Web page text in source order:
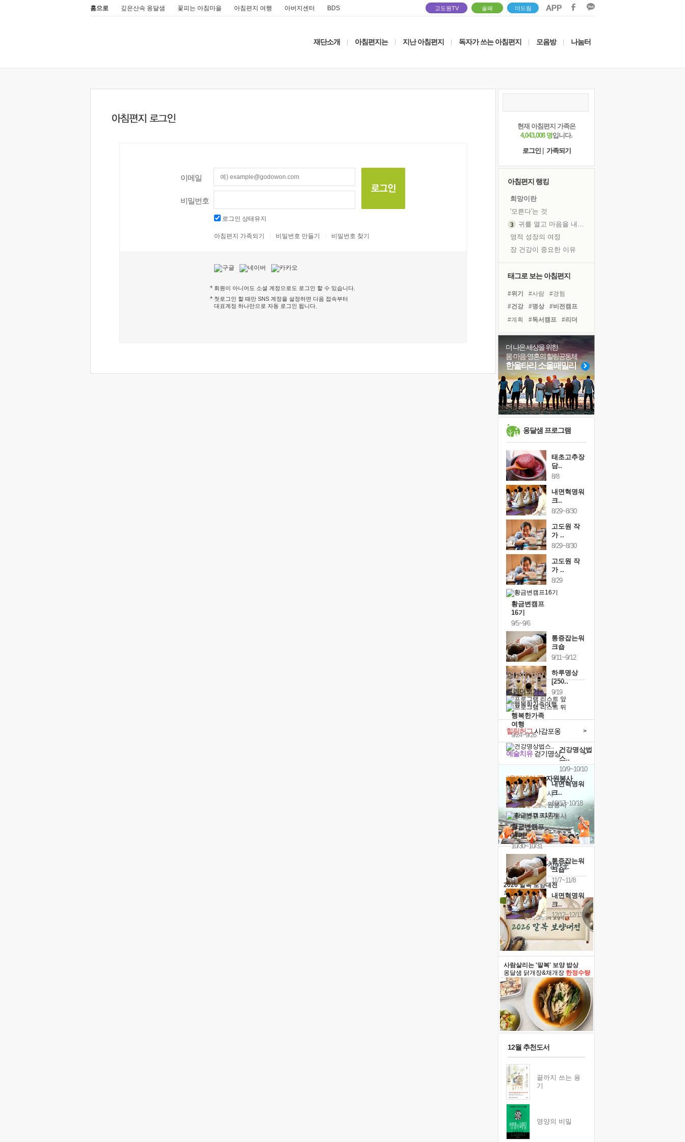
홈으로 깊은산속 옹달샘 꽃피는 아침마을 아침편지 여행 아버지센터 BDS 고도원TV 솔패 더드림
재단소개 아침편지는 지난 아침편지 독자가 쓰는 아침편지 모음방 나눔터
이메일
비밀번호
로그인 상태유지
아침편지 가족되기 비밀번호 만들기 비밀번호 찾기
회원이 아니어도 소셜 계정으로도 로그인 할 수 있습니다.
첫로그인 할 때만 SNS 계정을 설정하면 다음 접속부터
대표계정 하나만으로 자동 로그인 됩니다
현재 아침편지 가족은
4,043,008 명입니다.
로그인
가족되기
아침편지 랭킹
희망이란
'모른다'는 것
귀를 열고 마음을 내어주고
영적 성장의 여정
장 건강이 중요한 이유
꿈이 실제가 되는 것
'말 타는 법'을 먼저
졸업식 사진을 보며
극심한 변비, 어깨결림, 수면 장애
아픈 아버지를 위한 공간 설계
보고 싶은 어머니
유년 시절의 부산 영도 바다
못된 꼰대들
거울 속의 나
태그로 보는 아침편지
#위기 #사람
#경험
#건강
#명상
#비전캠프
#계획
#독서캠프
#리더
#극복
#다짐
#나눔
#선택
#링컨학교
#바이러스
#희망
#친구
#아이들
#면역력
#독서
#도움
더 나은 세상을 위한
몸·마음·영혼의 힐링공동체
한울타리 소울패밀리
옹달샘 프로그램
태초고추장
담..
8/8
내면혁명워
크..
8/29~8/30
고도원 작
가 ..
8/29~8/30
고도원 작
가 ..
8/29
황금변캠프
16기
9/5~9/6
통증잡는워
크숍
9/11~9/12
하루명상
[250..
9/19
행복한가족
여행
9/24~9/26
건강명상법
스..
10/9~10/10
내면혁명워
크..
10/17~10/18
황금변캠프
17기
10/30~10/31
통증잡는워
크숍
11/7~11/8
내면혁명워
크..
12/12~12/13
캘린더보기+
예술치유걷기명상 >
힐링허그사감포옹 >
'옹달샘의 꽃'자원봉사
· 청년 자원봉사
· 금빛청년 자원봉사
· 음식연구 자원봉사
2026 말복 보양대전
최대74%할인
사람살리는 '말복' 보양 밥상
옹달샘 닭개장&채개장 한정수량
12월 추천도서
끝까지 쓰는 용
기
영양의 비밀